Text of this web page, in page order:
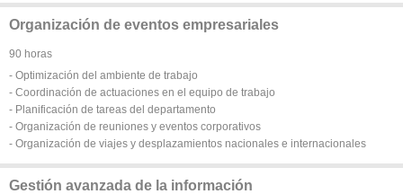
Organización de eventos empresariales
90 horas
- Optimización del ambiente de trabajo
- Coordinación de actuaciones en el equipo de trabajo
- Planificación de tareas del departamento
- Organización de reuniones y eventos corporativos
- Organización de viajes y desplazamientos nacionales e internacionales
Gestión avanzada de la información